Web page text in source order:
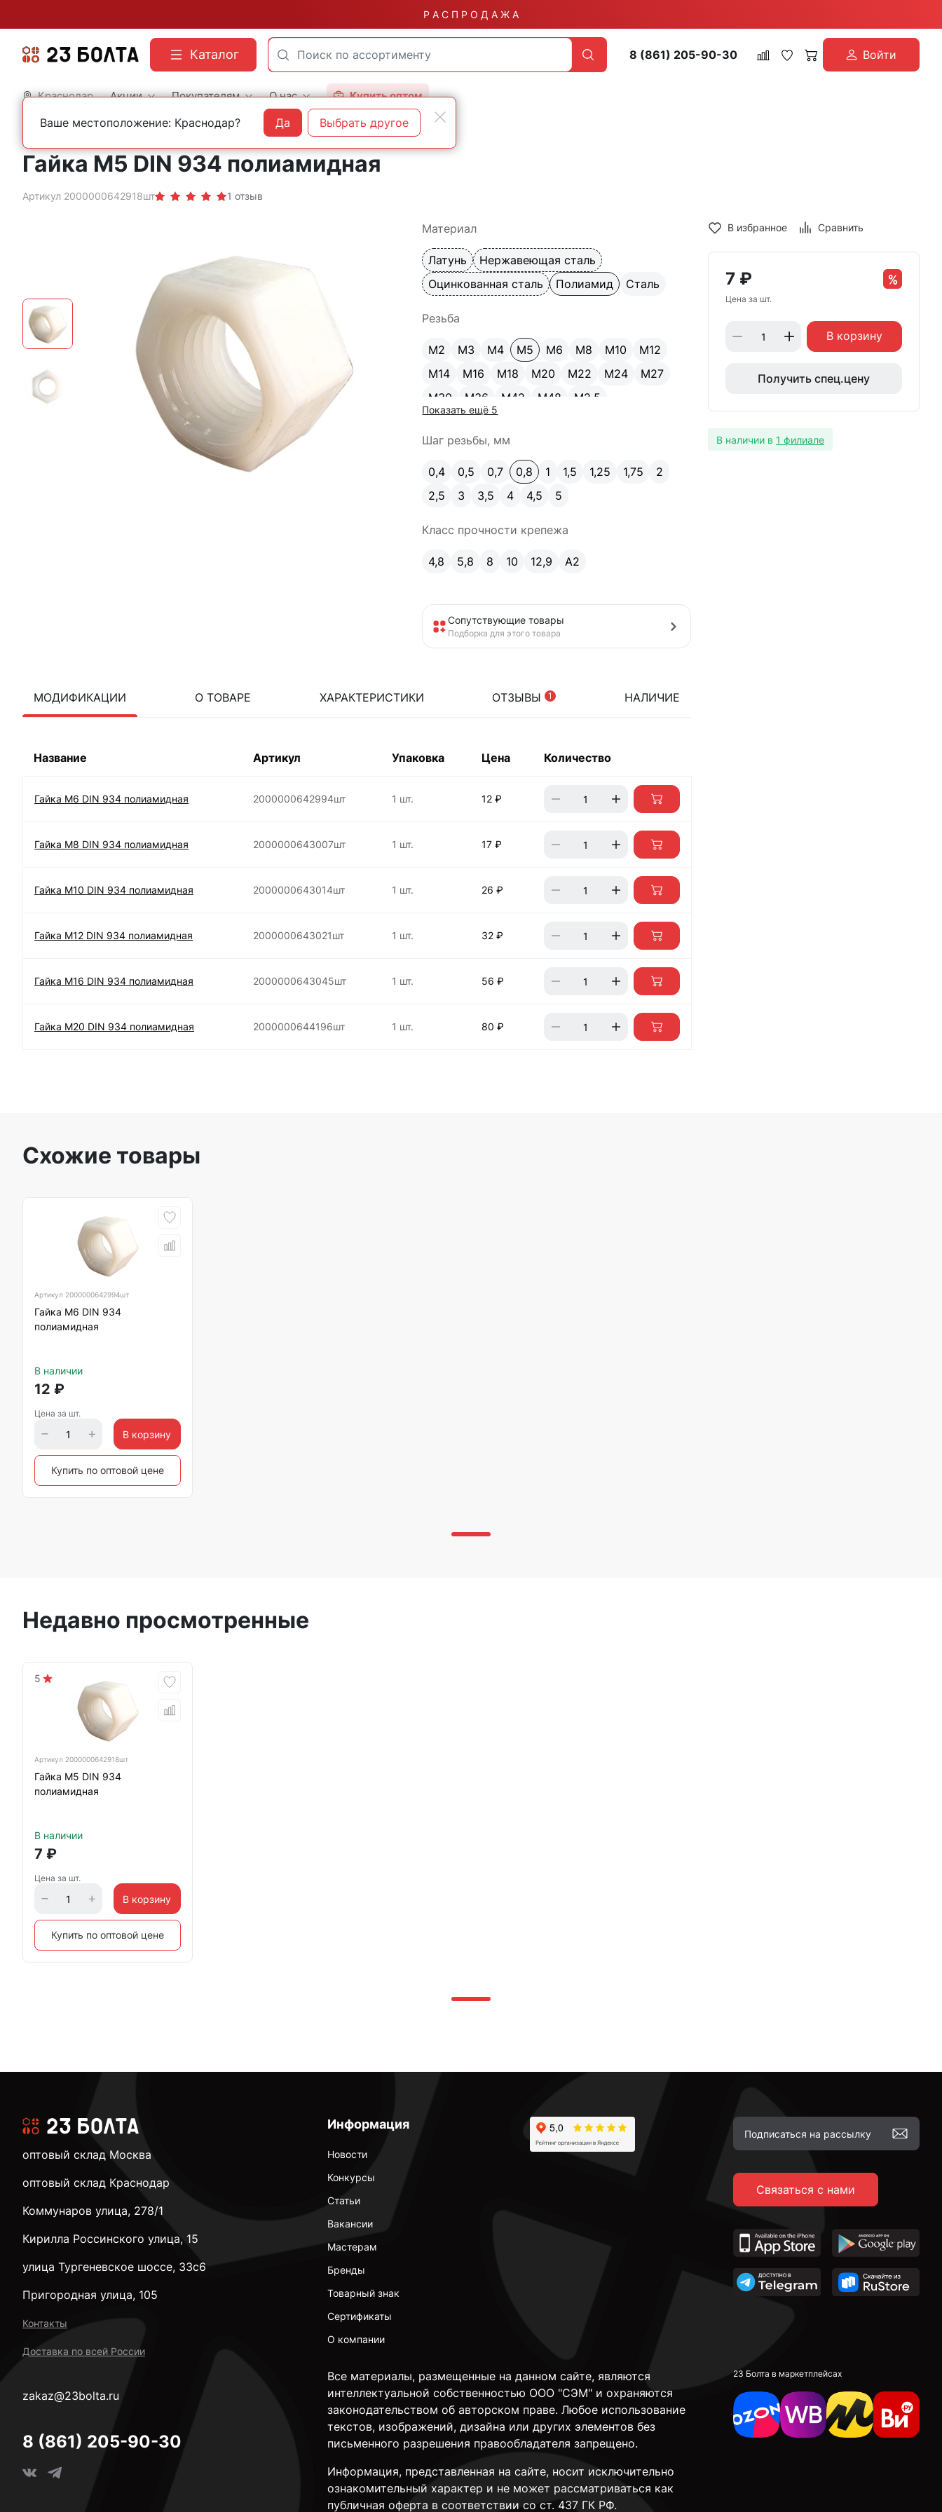
Р А С П Р О Д А Ж А
Каталог 8 (861) 205-90-30 Войти
Краснодар Акции Покупателям О нас Купить оптом
Главная Строительный крепеж Полиамидный крепеж Гайки DIN 934
Гайка М5 DIN 934 полиамидная
Артикул 2000000642918шт 1 отзыв
Материал
Латунь
Нержавеющая сталь
Оцинкованная сталь
Полиамид Сталь
Резьба
М2 М3 М4 М5 М6 М8 М10
М12
М14
М16 М18 М20 М22 М24
М27
М30
М36 М42 М48 М2.5
Показать ещё 5
Шаг резьбы, мм
0,4 0,5 0,7 0,8 1 1,5 1,25 1,75
2
2,5
3 3,5 4 4,5 5
Класс прочности крепежа
4,8 5,8 8 10 12,9 A2
Сопутствующие товары
Подборка для этого товара
МОДИФИКАЦИИ О ТОВАРЕ ХАРАКТЕРИСТИКИ ОТЗЫВЫ 1 НАЛИЧИЕ
Название Артикул Упаковка Цена Количество
Гайка М6 DIN 934 полиамидная 2000000642994шт 1 шт. 12 ₽
Гайка М8 DIN 934 полиамидная 2000000643007шт 1 шт. 17 ₽
Гайка М10 DIN 934 полиамидная 2000000643014шт 1 шт. 26 ₽
Гайка М12 DIN 934 полиамидная 2000000643021шт 1 шт. 32 ₽
Гайка М16 DIN 934 полиамидная 2000000643045шт 1 шт. 56 ₽
Гайка М20 DIN 934 полиамидная 2000000644196шт 1 шт. 80 ₽
В избранное Сравнить
7 ₽
Цена за шт.
В корзину
Получить спец.цену
В наличии в 1 филиале
Схожие товары
Артикул 2000000642994шт
Гайка М6 DIN 934
полиамидная
В наличии
12 ₽
Цена за шт.
В корзину
Купить по оптовой цене
Недавно просмотренные
5
Артикул 2000000642918шт
Гайка М5 DIN 934
полиамидная
В наличии
7 ₽
Цена за шт.
В корзину
Купить по оптовой цене
Информация
Новости
Конкурсы
Статьи
Вакансии
Мастерам
Бренды
Товарный знак
Сертификаты
О компании
Связаться с нами
Все материалы, размещенные на данном сайте, являются
интеллектуальной собственностью ООО "СЭМ" и охраняются
законодательством об авторском праве. Любое использование
текстов, изображений, дизайна или других элементов без
письменного разрешения правообладателя запрещено.
Информация, представленная на сайте, носит исключительно
ознакомительный характер и не может рассматриваться как
публичная оферта в соответствии со ст. 437 ГК РФ.
23 Болта в маркетплейсах
оптовый склад Москва
оптовый склад Краснодар
Коммунаров улица, 278/1
Кирилла Россинского улица, 15
улица Тургеневское шоссе, 33с6
Пригородная улица, 105
Контакты
Доставка по всей России
zakaz@23bolta.ru
8 (861) 205-90-30
Ваше местоположение: Краснодар? Да Выбрать другое